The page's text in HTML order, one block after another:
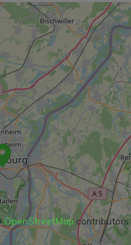
OpenStreetMap contributors